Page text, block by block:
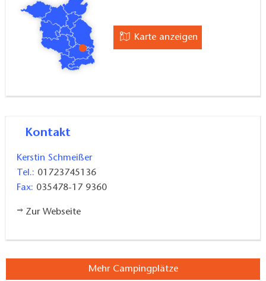
Karte anzeigen
Kontakt
Kerstin Schmeißer
Tel.: 01723745136
Fax: 035478-17 9360
Zur Webseite
Mehr Campingplätze